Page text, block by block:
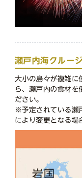
瀬戸内海クルー
⼤小の島々が複雑に
ら、瀬戸内の食材を
ださい。
※予定されている瀬
により変更となる場